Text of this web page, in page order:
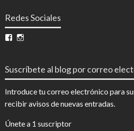
Redes Sociales
Ver
en en
Suscríbete al blog por correo
Introduce tu correo electrónico para
recibir avisos de nuevas entradas.
Únete a 1 suscriptor